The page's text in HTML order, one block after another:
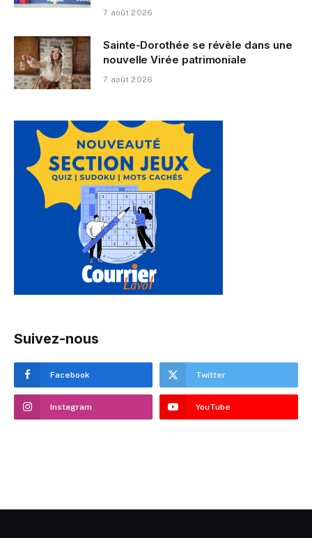
7 août 2026
Sainte-Dorothée se révèle dans une
nouvelle Virée patrimoniale
7 août 2026
Suivez-nous
Facebook Twitter
Instagram YouTube